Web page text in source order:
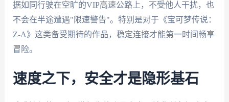
据如同行驶在空旷的VIP高速公路上，不受他人干扰，也
不会在半途遭遇"限速警告"。特别是对于《宝可梦传说：
Z-A》这类备受期待的作品，稳定连接才能第一时间畅享
冒险。
速度之下，安全才是隐形基石